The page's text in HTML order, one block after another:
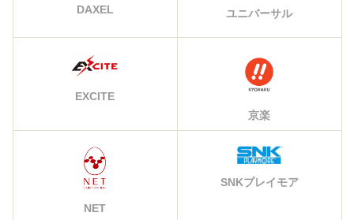
DAXEL ユニバーサル
EXCITE
京楽
NET
SNKプレイモア